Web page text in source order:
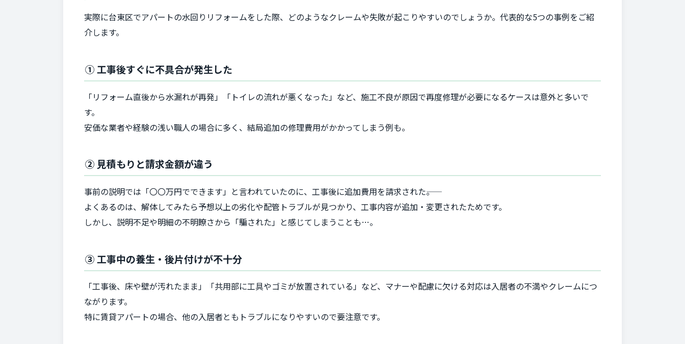
実際に台東区でアパートの水回りリフォームをした際、どのようなクレームや失敗が起こりやすいのでしょうか。代表的な5つの事例をご紹
介します。
① 工事後すぐに不具合が発生した
「リフォーム直後から水漏れが再発」「トイレの流れが悪くなった」など、施工不良が原因で再度修理が必要になるケースは意外と多いで
す。
安価な業者や経験の浅い職人の場合に多く、結局追加の修理費用がかかってしまう例も。
② 見積もりと請求金額が違う
事前の説明では「〇〇万円でできます」と言われていたのに、工事後に追加費用を請求された――。
よくあるのは、解体してみたら予想以上の劣化や配管トラブルが見つかり、工事内容が追加・変更されたためです。
しかし、説明不足や明細の不明瞭さから「騙された」と感じてしまうことも…。
③ 工事中の養生・後片付けが不十分
「工事後、床や壁が汚れたまま」「共用部に工具やゴミが放置されている」など、マナーや配慮に欠ける対応は入居者の不満やクレームにつ
ながります。
特に賃貸アパートの場合、他の入居者ともトラブルになりやすいので要注意です。